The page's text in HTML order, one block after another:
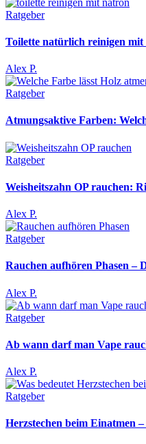
Ratgeber
Toilette natürlich reinigen
Alex P.
Ratgeber
Atmungsaktive Farben:
Ratgeber
Weisheitszahn OP rauchen:
Alex P.
Ratgeber
Rauchen aufhören Phasen –
Alex P.
Ratgeber
Ab wann darf man Vape
Alex P.
Ratgeber
Herzstechen beim Einatmen